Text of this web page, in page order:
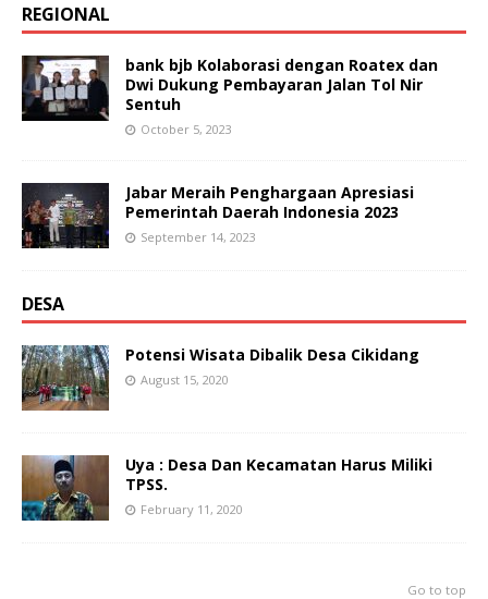
REGIONAL
bank bjb Kolaborasi dengan Roatex dan
Dwi Dukung Pembayaran Jalan Tol Nir
Sentuh
October 5, 2023
Jabar Meraih Penghargaan Apresiasi
Pemerintah Daerah Indonesia 2023
September 14, 2023
DESA
Potensi Wisata Dibalik Desa Cikidang
August 15, 2020
Uya : Desa Dan Kecamatan Harus Miliki
TPSS.
February 11, 2020
Go to top